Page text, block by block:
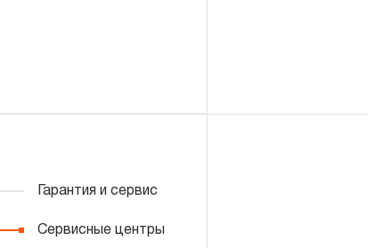
Гарантия и сервис
Сервисные центры